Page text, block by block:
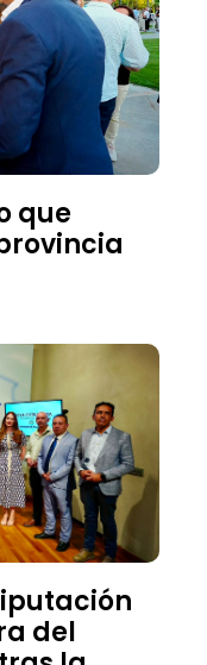
que
del